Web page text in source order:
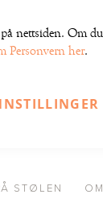
nettsiden. Om du
Personvern her.
STØLEN